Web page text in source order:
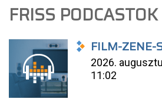
FRISS PODCASTOK
FILM-ZENE-
2026.
11:02